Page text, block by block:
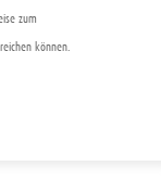
zum
können.